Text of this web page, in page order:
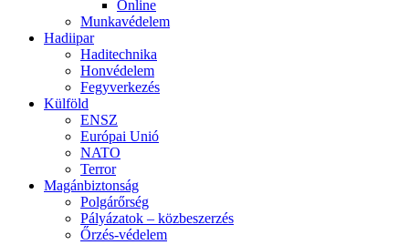
Online
Munkavédelem
Hadiipar
Haditechnika
Honvédelem
Fegyverkezés
Külföld
ENSZ
Európai Unió
NATO
Terror
Magánbiztonság
Polgárőrség
Pályázatok – közbeszerzés
Őrzés-védelem